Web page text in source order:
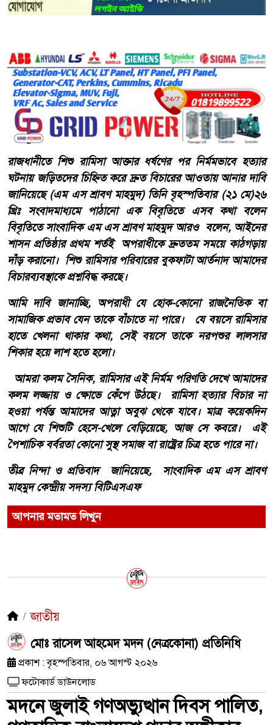
রাজধানীতে শিশু রামিসা আক্তার ধর্ষণের পর নির্মমভাবে হত্যার
ঘটনায় জড়িতদের চিহ্নিত করে দ্রুত বিচারের আওতায় আনার দাবি
জানিয়েছে (এম এস শ্রাবণ মাহমুদ) তিনি বৃহস্পতিবার (২১ মে)২৬
খ্রিঃ সংবাদমাধ্যমে পাঠানো এক বিবৃতিতে এসব কথা বলেন
বিবৃতিতে সাংবাদিক এম এস শ্রাবণ মাহমুদ আরও বলেন, আইনের
শাসন প্রতিষ্ঠার প্রথম শর্তই অপরাধীকে দ্রুততম সময়ে কাঠগড়ায়
দাঁড় করানো। শিশু রামিসার পরিবারের বুকফাটা আর্তনাদ আমাদের
বিচারব্যবস্থাকে প্রশ্নবিদ্ধ করছে।
আমি দাবি জানাচ্ছি, অপরাধী যে হোক-কোনো রাজনৈতিক বা
সামাজিক প্রভাব যেন তাকে বাঁচাতে না পারে। যে বয়সে রামিসার
হাতে খেলনা থাকার কথা, সেই বয়সে তাকে নরপশুর লালসার
শিকার হয়ে লাশ হতে হলো।
আমরা কলম সৈনিক, রামিসার এই নির্মম পরিণতি দেখে আমাদের
কলম লজ্জায় ও ক্ষোভে কেঁপে উঠছে। রামিসা হত্যার বিচার না
হওয়া পর্যন্ত আমাদের আত্না অবুঝ থেকে যাবে। মাত্র কয়েকদিন
আগে যে শিশুটি হেসে-খেলে বেড়িয়েছে, আজ সে কবরে। এই
পৈশাচিক বর্বরতা কোনো সুস্থ সমাজ বা রাষ্ট্রের চিত্র হতে পারে না।
তীব্র নিন্দা ও প্রতিবাদ জানিয়েছে, সাংবাদিক এম এস শ্রাবণ
মাহমুদ কেন্দ্রীয় সদস্য বিটিএসএফ
আপনার মতামত লিখুন
জাতীয়
মোঃ রাসেল আহমেদ মদন (নেত্রকোনা) প্রতিনিধি
প্রকাশ : বৃহস্পতিবার, ০৬ আগস্ট ২০২৬
ফটোকার্ড ডাউনলোড
মদনে জুলাই গণঅভ্যুত্থান দিবস পালিত,